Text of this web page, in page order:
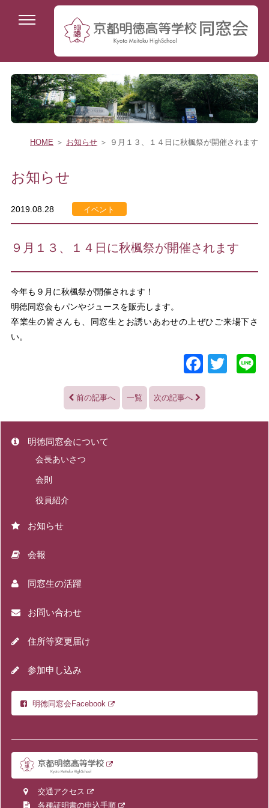
HOME ＞ お知らせ ＞ ９月１３、１４日に秋楓祭が開催されます
お知らせ
2019.08.28 イベント
９月１３、１４日に秋楓祭が開催されます
今年も９月に秋楓祭が開催されます！
明徳同窓会もパンやジュースを販売します。
卒業生の皆さんも、同窓生とお誘いあわせの上ぜひご来場下さ
い。
前の記事へ 一覧 次の記事へ
明徳同窓会について
会長あいさつ
会則
役員紹介
お知らせ
会報
同窓生の活躍
お問い合わせ
住所等変更届け
参加申し込み
明徳同窓会Facebook
交通アクセス
各種証明書の申込手順